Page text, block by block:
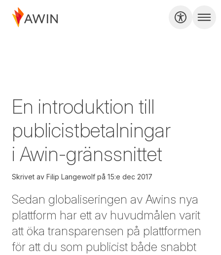
En introduktion till
publicistbetalningar
i Awin-gränssnittet
Skrivet av Filip Langewolf på 15:e dec 2017
Sedan globaliseringen av Awins nya
plattform har ett av huvudmålen varit
att öka transparensen på plattformen
för att du som publicist både snabbt